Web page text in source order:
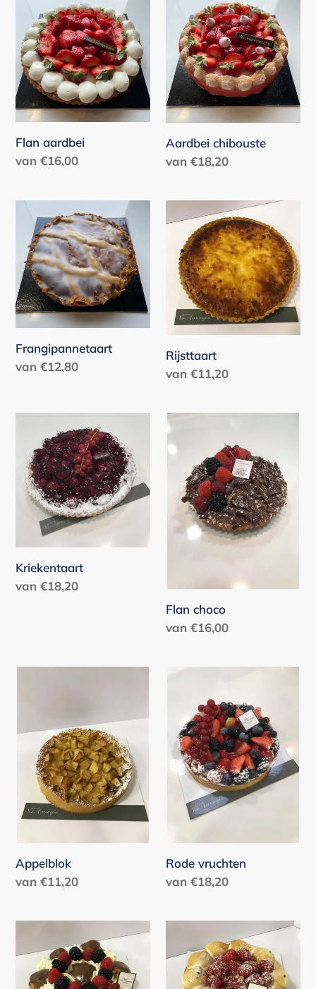
i
m
e
n
t
aardbei
Flan aardbei
Normale
van €16,00
Aardbei
chibouste
Aardbei chibouste
Normale
van €18,20
Frangipannetaart
Frangipannetaart
Normale
van €12,80
Rijsttaart
Rijsttaart
Normale
van €11,20
Kriekentaart
Normale
van €18,20
Flan
choco
Flan choco
Normale
van €16,00
Appelblok
Normale
van €11,20
Rode
vruchten
Rode vruchten
Normale
van €18,20
honoré